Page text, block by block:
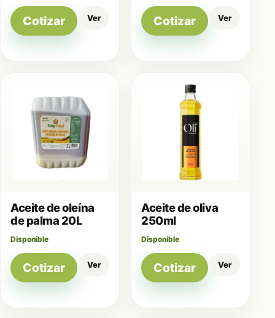
Cotizar Ver Cotizar Ver
Aceite de oleína
de palma 20L
Disponible
Cotizar Ver
Aceite de oliva
250ml
Disponible
Cotizar Ver